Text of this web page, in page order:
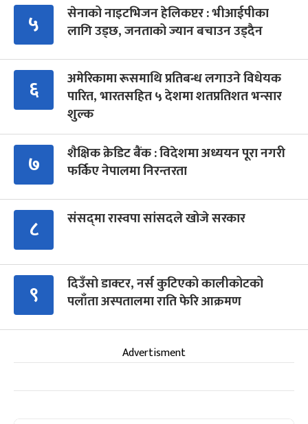
५
सेनाको नाइटभिजन हेलिकप्टर : भीआईपीका
लागि उड्छ, जनताको ज्यान बचाउन उड्दैन
६
अमेरिकामा रूसमाथि प्रतिबन्ध लगाउने विधेयक
पारित, भारतसहित ५ देशमा शतप्रतिशत भन्सार
शुल्क
७
शैक्षिक क्रेडिट बैंक : विदेशमा अध्ययन पूरा नगरी
फर्किए नेपालमा निरन्तरता
८ संसद्‍मा रास्वपा सांसदले खोजे सरकार
९
दिउँसो डाक्टर, नर्स कुटिएको कालीकोटको
पलाँता अस्पतालमा राति फेरि आक्रमण
Advertisment